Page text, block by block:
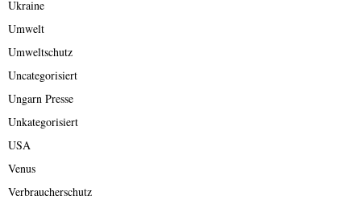
Ukraine
Umwelt
Umweltschutz
Uncategorisiert
Ungarn Presse
Unkategorisiert
USA
Venus
Verbraucherschutz